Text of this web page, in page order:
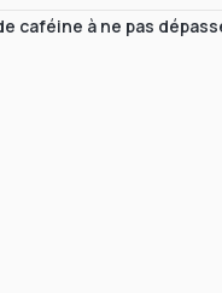
caféine à ne pas